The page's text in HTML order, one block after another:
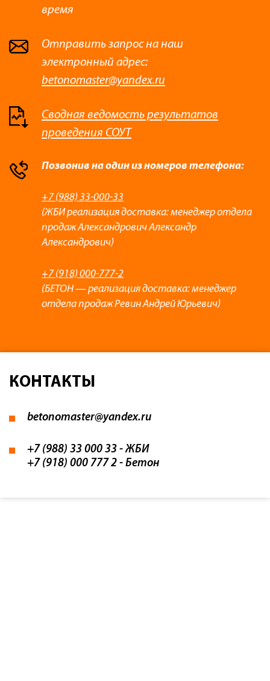
время
Отправить запрос на наш
электронный адрес:
betonomaster@yandex.ru
Сводная ведомость результатов
проведения СОУТ
Позвонив на один из номеров телефона:
+7 (988) 33-000-33
(ЖБИ реализация доставка: менеджер отдела
продаж Александрович Александр
Александрович)
+7 (918) 000-777-2
(БЕТОН — реализация доставка: менеджер
отдела продаж Ревин Андрей Юрьевич)
КОНТАКТЫ
betonomaster@yandex.ru
+7 (988) 33 000 33 - ЖБИ
+7 (918) 000 777 2 - Бетон